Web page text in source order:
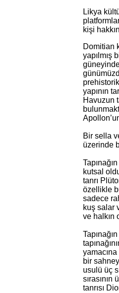
Likya
kişi
Domitian
yapılmış
yapının
Havuzun
Bir sella
üzerinde
kutsal
tanrı
özellikle
sadece
kuş salar
ve halkın
bir
usulü üç
tanrısı